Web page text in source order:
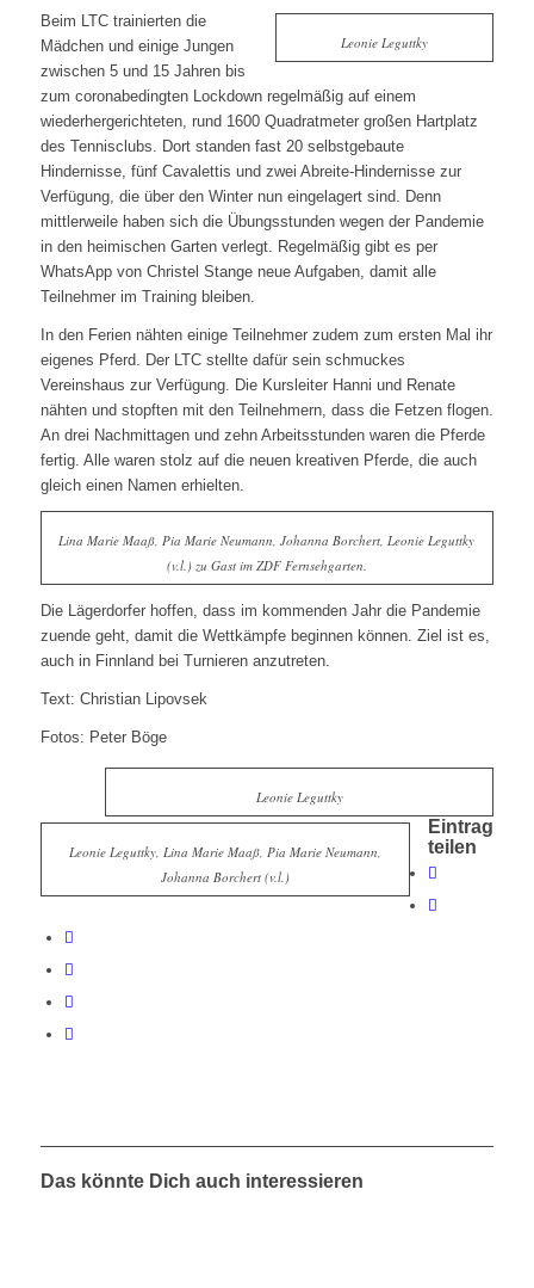
Leonie Leguttky
Beim LTC trainierten die
Mädchen und einige Jungen
zwischen 5 und 15 Jahren bis
zum coronabedingten Lockdown regelmäßig auf einem
wiederhergerichteten, rund 1600 Quadratmeter großen Hartplatz
des Tennisclubs. Dort standen fast 20 selbstgebaute
Hindernisse, fünf Cavalettis und zwei Abreite-Hindernisse zur
Verfügung, die über den Winter nun eingelagert sind. Denn
mittlerweile haben sich die Übungsstunden wegen der Pandemie
in den heimischen Garten verlegt. Regelmäßig gibt es per
WhatsApp von Christel Stange neue Aufgaben, damit alle
Teilnehmer im Training bleiben.
In den Ferien nähten einige Teilnehmer zudem zum ersten Mal ihr
eigenes Pferd. Der LTC stellte dafür sein schmuckes
Vereinshaus zur Verfügung. Die Kursleiter Hanni und Renate
nähten und stopften mit den Teilnehmern, dass die Fetzen flogen.
An drei Nachmittagen und zehn Arbeitsstunden waren die Pferde
fertig. Alle waren stolz auf die neuen kreativen Pferde, die auch
gleich einen Namen erhielten.
Lina Marie Maaß, Pia Marie Neumann, Johanna Borchert, Leonie Leguttky
(v.l.) zu Gast im ZDF Fernsehgarten.
Die Lägerdorfer hoffen, dass im kommenden Jahr die Pandemie
zuende geht, damit die Wettkämpfe beginnen können. Ziel ist es,
auch in Finnland bei Turnieren anzutreten.
Text: Christian Lipovsek
Fotos: Peter Böge
Leonie Leguttky
Leonie Leguttky, Lina Marie Maaß, Pia Marie Neumann,
Johanna Borchert (v.l.)
Eintrag
teilen
Das könnte Dich auch interessieren